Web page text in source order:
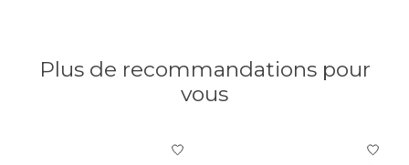
Plus de recommandations pour
vous
Articles du carrousel de produits